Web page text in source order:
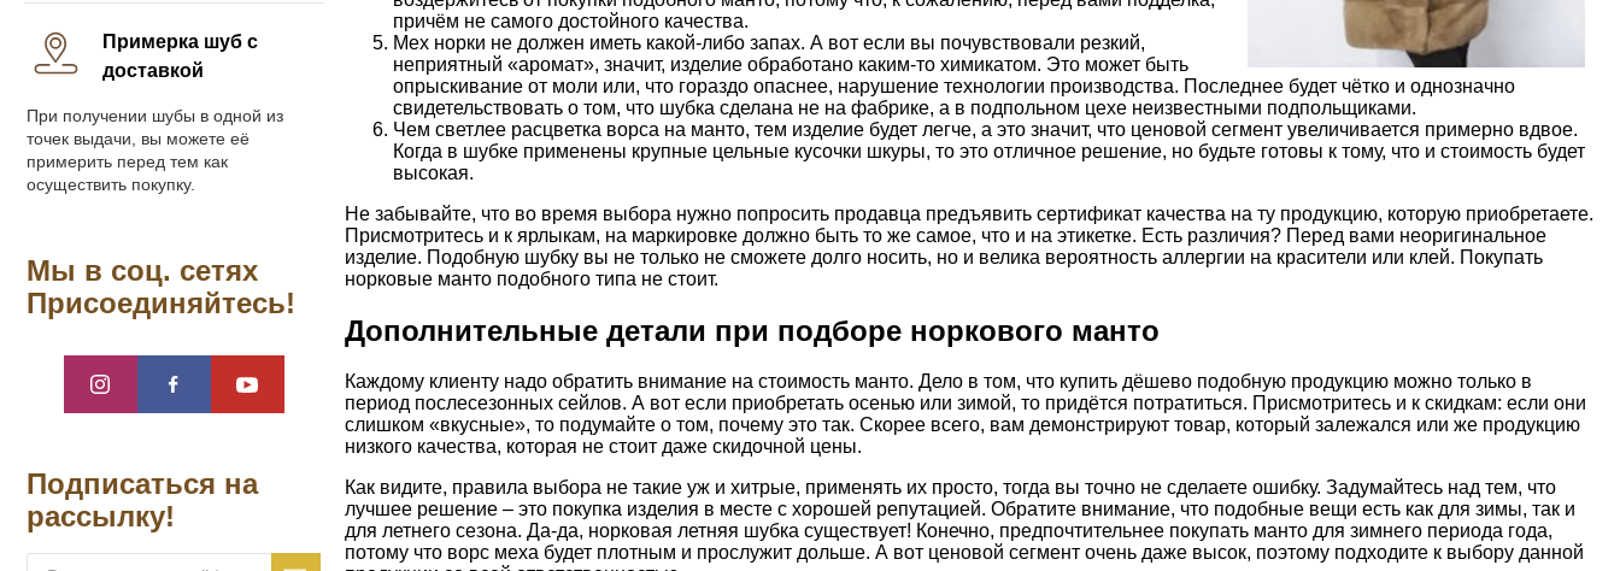
причём не самого достойного качества.
Мех норки не должен иметь какой-либо запах. А вот если вы почувствовали резкий,
неприятный «аромат», значит, изделие обработано каким-то химикатом. Это может быть
опрыскивание от моли или, что гораздо опаснее, нарушение технологии производства. Последнее будет чётко и однозначно
свидетельствовать о том, что шубка сделана не на фабрике, а в подпольном цехе неизвестными подпольщиками.
Чем светлее расцветка ворса на манто, тем изделие будет легче, а это значит, что ценовой сегмент увеличивается примерно вдвое.
Когда в шубке применены крупные цельные кусочки шкуры, то это отличное решение, но будьте готовы к тому, что и стоимость будет
высокая.
Не забывайте, что во время выбора нужно попросить продавца предъявить сертификат качества на ту продукцию, которую приобретаете.
Присмотритесь и к ярлыкам, на маркировке должно быть то же самое, что и на этикетке. Есть различия? Перед вами неоригинальное
изделие. Подобную шубку вы не только не сможете долго носить, но и велика вероятность аллергии на красители или клей. Покупать
норковые манто подобного типа не стоит.
Дополнительные детали при подборе норкового манто
Каждому клиенту надо обратить внимание на стоимость манто. Дело в том, что купить дёшево подобную продукцию можно только в
период послесезонных сейлов. А вот если приобретать осенью или зимой, то придётся потратиться. Присмотритесь и к скидкам: если они
слишком «вкусные», то подумайте о том, почему это так. Скорее всего, вам демонстрируют товар, который залежался или же продукцию
низкого качества, которая не стоит даже скидочной цены.
Как видите, правила выбора не такие уж и хитрые, применять их просто, тогда вы точно не сделаете ошибку. Задумайтесь над тем, что
лучшее решение – это покупка изделия в месте с хорошей репутацией. Обратите внимание, что подобные вещи есть как для зимы, так и
для летнего сезона. Да-да, норковая летняя шубка существует! Конечно, предпочтительнее покупать манто для зимнего периода года,
потому что ворс меха будет плотным и прослужит дольше. А вот ценовой сегмент очень даже высок, поэтому подходите к выбору данной
Примерка шуб с
доставкой
При получении шубы в одной из
точек выдачи, вы можете её
примерить перед тем как
осуществить покупку.
Мы в соц. сетях
Присоединяйтесь!
Подписаться на
рассылку!